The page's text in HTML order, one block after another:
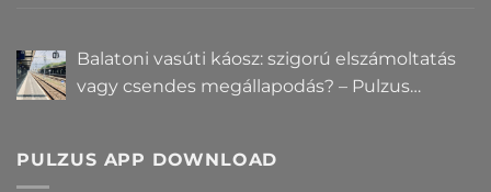
Balatoni vasúti káosz: szigorú elszámoltatás
vagy csendes megállapodás? – Pulzus
PULZUS APP DOWNLOAD